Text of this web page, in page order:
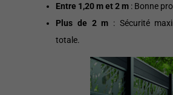
Entre 1,20 m et 2 m : Bonne
Plus de 2 m : Sécurité
totale.